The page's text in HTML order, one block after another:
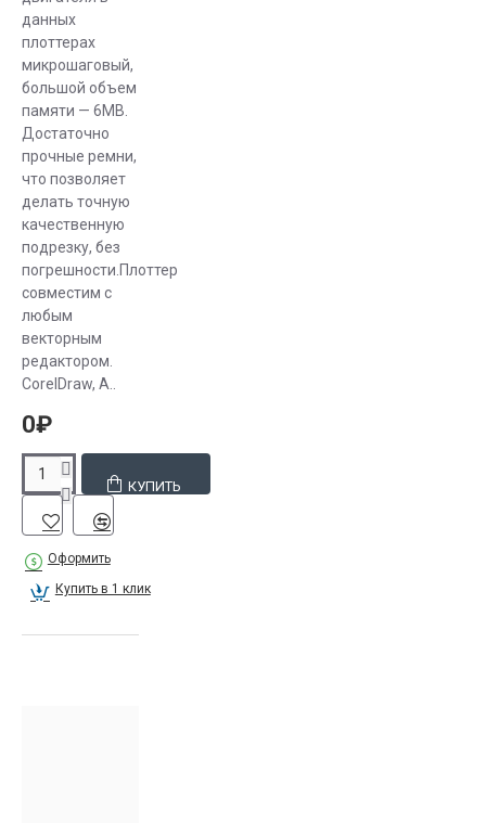
данных
плоттерах
микрошаговый,
большой объем
памяти — 6MB.
Достаточно
прочные ремни,
что позволяет
делать точную
качественную
подрезку, без
погрешности.Плоттер
совместим с
любым
векторным
редактором.
CorelDraw, A..
0₽
КУПИТЬ
Оформить
Купить в 1 клик